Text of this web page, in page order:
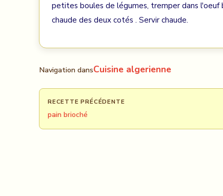
petites boules de légumes, tremper dans l'oeuf
chaude des deux cotés . Servir chaude.
Navigation dansCuisine algerienne
RECETTE PRÉCÉDENTE
pain brioché